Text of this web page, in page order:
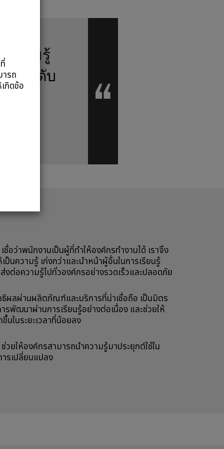
ความรู้
กระดับ
ชื่อว่าพนักงานเป็นผู้ที่ทำให้องค์กรทำงานได้ เราจึง
ป็นความรู้ เก่งกว่าและนำหน้าผู้อื่นในการเรียนรู้
ต่อความรู้ไปทั่วองค์กรอย่างรวดเร็วและปลอดภัย
ธิผลผ่านผลิตภัณฑ์และบริการที่น่าเชื่อถือ เป็นมิตร
พัฒนาผ่านการเรียนรู้อย่างต่อเนื่อง และช่วยให้
นในระยะเวลาที่น้อยลง
วยให้องค์กรสามารถนำความรู้มาประยุกต์ใช้ใน
ารเปลี่ยนแปลง
รถ
กิดข้อ